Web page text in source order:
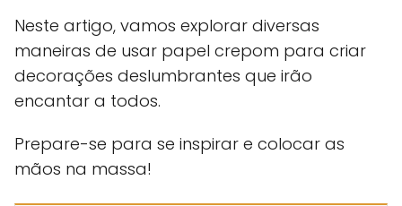
Neste artigo, vamos explorar diversas
maneiras de usar papel crepom para criar
decorações deslumbrantes que irão
encantar a todos.
Prepare-se para se inspirar e colocar as
mãos na massa!